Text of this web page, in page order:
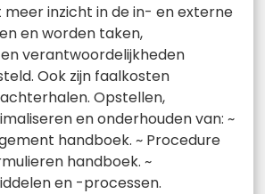
meer inzicht in de in- en externe
en worden taken,
verantwoordelijkheden
Ook zijn faalkosten
Opstellen,
en onderhouden van: ~
handboek. ~ Procedure
handboek. ~
en -processen.